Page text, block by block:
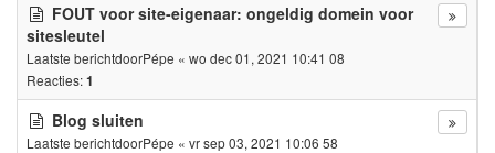
FOUT voor site-eigenaar: ongeldig domein voor
sitesleutel
Laatste berichtdoorPépe « wo dec 01, 2021 10:41 08
Reacties:1
Blog sluiten
Laatste berichtdoorPépe « vr sep 03, 2021 10:06 58